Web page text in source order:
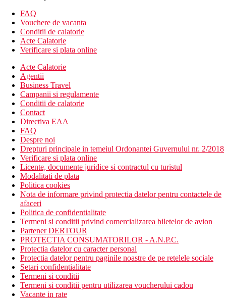
Plaja lungă de nisip din Cala Millor, cu o intrare treptată în mare,
separată de o promenadă pietonală, șezlonguri și umbrele contra
cost.
Activitati sportive
Contra cost:
Hipocampo Palace.
Copii
Piscina pentru copii, animatie, patut gratuit (la cerere).
Carduri
VISA, CE/MC.
Site web
http://www.hipotels.com
Handicap
La cerere DR adaptat pentru clienti cu dizabilitati. Mișcare fără
bariere în zona hotelului, intrare în piscină special adaptată.
Wellness
Gratuit:piscina interioara cu jacuzzi, aburi
Contra cost:masaje
Internet
Gratuit:WiFi în zona hotelului și în camere.
Contra cost:colț de internet.
FAQ
Vouchere de vacanta
Conditii de calatorie
Acte Calatorie
Verificare si plata online
Acte Calatorie
Agentii
Business Travel
Campanii si regulamente
Conditii de calatorie
Contact
Directiva EAA
FAQ
Despre noi
Drepturi principale in temeiul Ordonantei Guvernului nr. 2/2018
Verificare si plata online
Licente, documente juridice si contractul cu turistul
Modalitati de plata
Politica cookies
Nota de informare privind protectia datelor pentru contactele de
afaceri
Politica de confidentialitate
Termeni si conditii privind comercializarea biletelor de avion
Partener DERTOUR
PROTECTIA CONSUMATORILOR - A.N.P.C.
Protectia datelor cu caracter personal
Protectia datelor pentru paginile noastre de pe retelele sociale
Setari confidentialitate
Termeni si conditii
Termeni si conditii pentru utilizarea voucherului cadou
Vacante in rate